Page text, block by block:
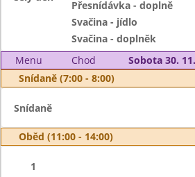
Přesnídávka - doplně
Svačina - jídlo
Svačina - doplněk
Menu
Chod
Sobota 30.
Snídaně (7:00 - 8:00)
Snídaně
Oběd (11:00 - 14:00)
1